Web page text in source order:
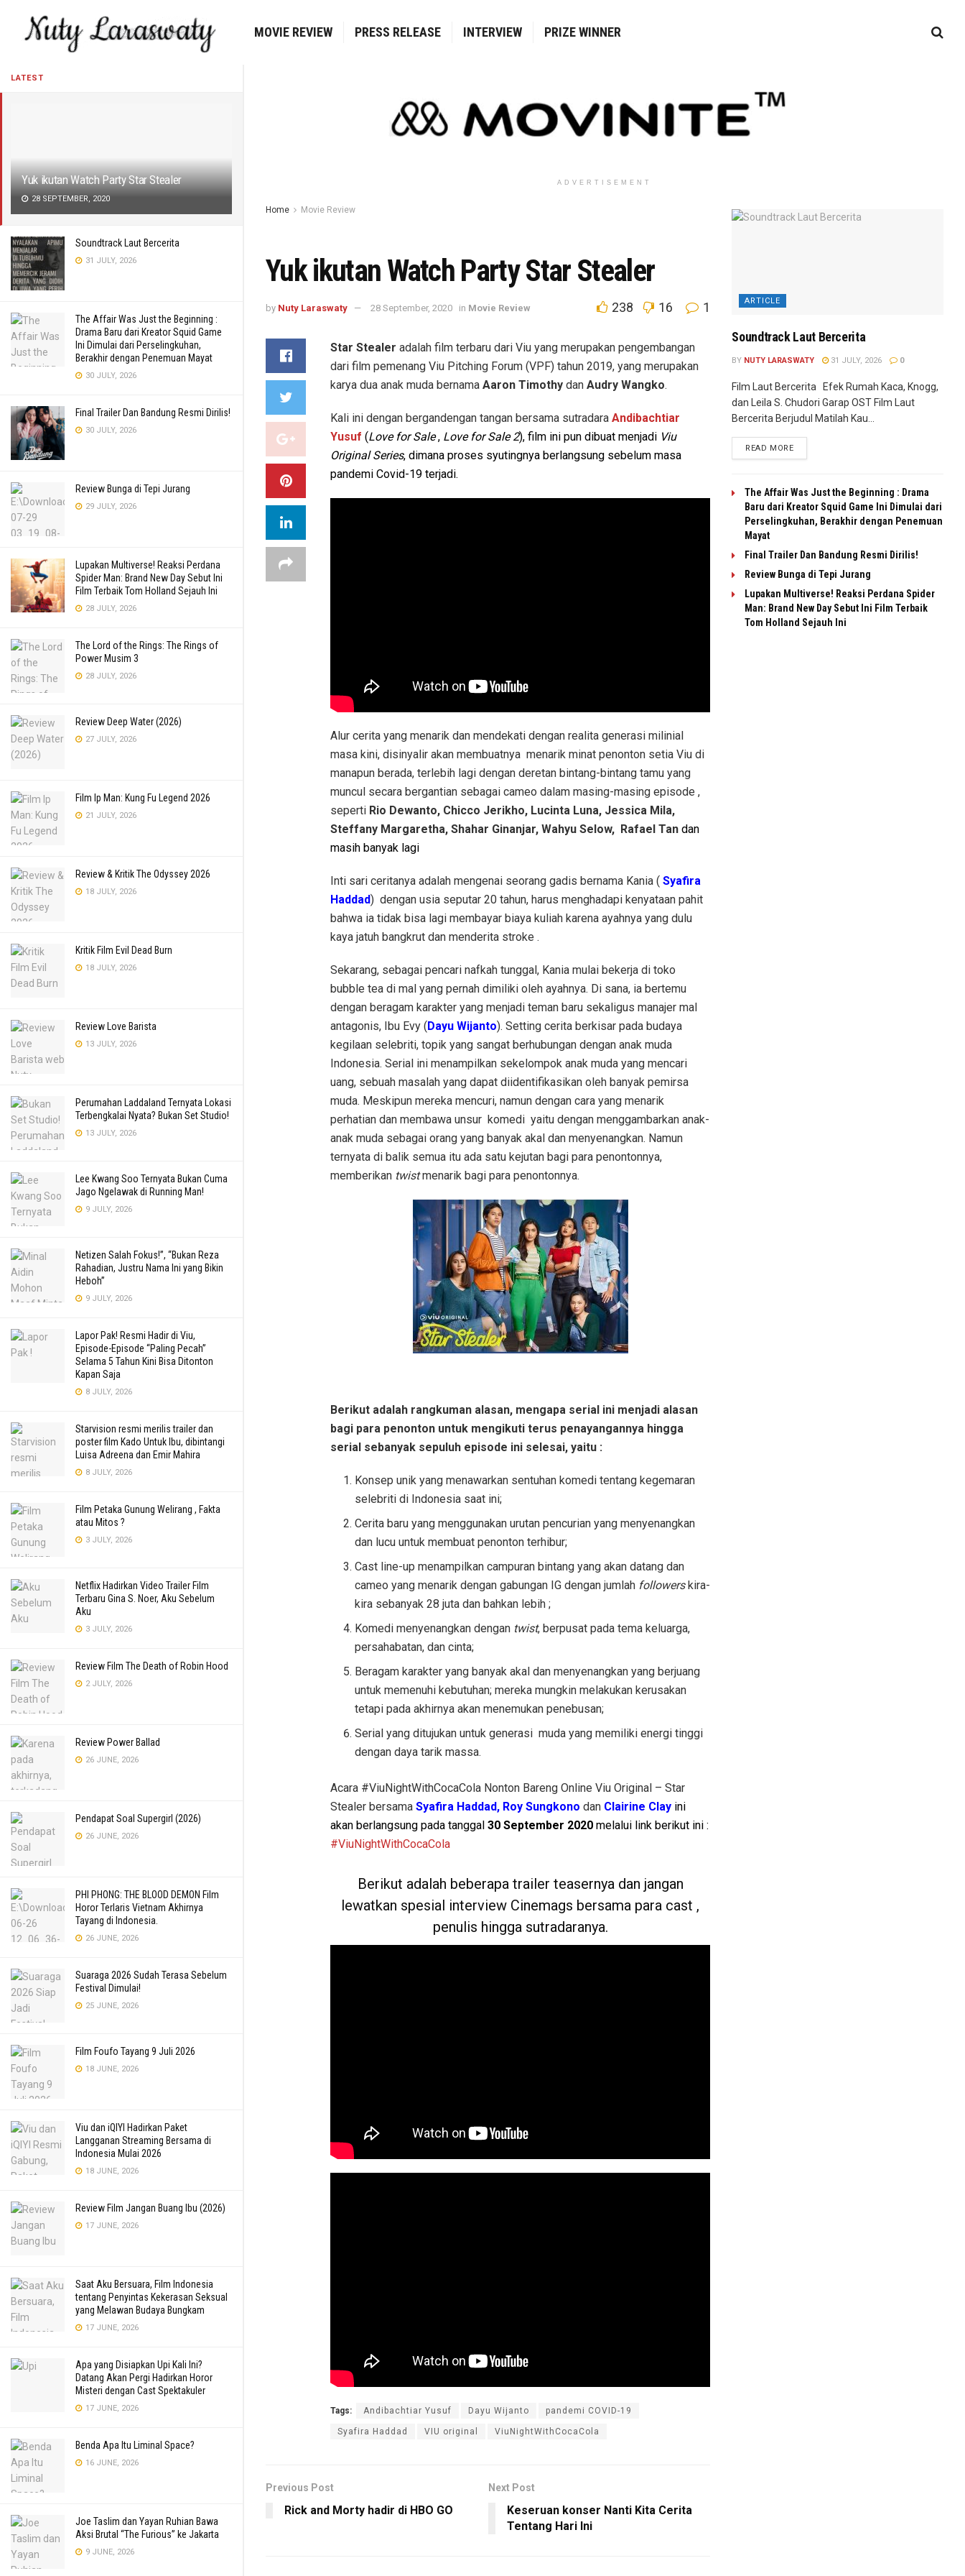
LATEST
Yuk ikutan Watch Party Star Stealer
28 SEPTEMBER, 2020
Soundtrack Laut Bercerita
31 JULY, 2026
The Affair Was Just the Beginning :
Drama Baru dari Kreator Squid Game
Ini Dimulai dari Perselingkuhan,
Berakhir dengan Penemuan Mayat
30 JULY, 2026
Final Trailer Dan Bandung Resmi Dirilis!
30 JULY, 2026
Review Bunga di Tepi Jurang
29 JULY, 2026
Lupakan Multiverse! Reaksi Perdana
Spider Man: Brand New Day Sebut Ini
Film Terbaik Tom Holland Sejauh Ini
28 JULY, 2026
The Lord of the Rings: The Rings of
Power Musim 3
28 JULY, 2026
Review Deep Water (2026)
27 JULY, 2026
Film Ip Man: Kung Fu Legend 2026
21 JULY, 2026
Review & Kritik The Odyssey 2026
18 JULY, 2026
Kritik Film Evil Dead Burn
18 JULY, 2026
Review Love Barista
13 JULY, 2026
Perumahan Laddaland Ternyata Lokasi
Terbengkalai Nyata? Bukan Set Studio!
13 JULY, 2026
Lee Kwang Soo Ternyata Bukan Cuma
Jago Ngelawak di Running Man!
9 JULY, 2026
Netizen Salah Fokus!”, “Bukan Reza
Rahadian, Justru Nama Ini yang Bikin
Heboh”
9 JULY, 2026
Lapor Pak! Resmi Hadir di Viu,
Episode-Episode “Paling Pecah”
Selama 5 Tahun Kini Bisa Ditonton
Kapan Saja
8 JULY, 2026
Starvision resmi merilis trailer dan
poster film Kado Untuk Ibu, dibintangi
Luisa Adreena dan Emir Mahira
8 JULY, 2026
Film Petaka Gunung Welirang , Fakta
atau Mitos ?
3 JULY, 2026
Netflix Hadirkan Video Trailer Film
Terbaru Gina S. Noer, Aku Sebelum
Aku
3 JULY, 2026
Review Film The Death of Robin Hood
2 JULY, 2026
Review Power Ballad
26 JUNE, 2026
Pendapat Soal Supergirl (2026)
26 JUNE, 2026
PHI PHONG: THE BLOOD DEMON Film
Horor Terlaris Vietnam Akhirnya
Tayang di Indonesia.
26 JUNE, 2026
Suaraga 2026 Sudah Terasa Sebelum
Festival Dimulai!
25 JUNE, 2026
Film Foufo Tayang 9 Juli 2026
18 JUNE, 2026
Viu dan iQIYI Hadirkan Paket
Langganan Streaming Bersama di
Indonesia Mulai 2026
18 JUNE, 2026
Review Film Jangan Buang Ibu (2026)
17 JUNE, 2026
Saat Aku Bersuara, Film Indonesia
tentang Penyintas Kekerasan Seksual
yang Melawan Budaya Bungkam
17 JUNE, 2026
Apa yang Disiapkan Upi Kali Ini?
Datang Akan Pergi Hadirkan Horor
Misteri dengan Cast Spektakuler
17 JUNE, 2026
Benda Apa Itu Liminal Space?
16 JUNE, 2026
Joe Taslim dan Yayan Ruhian Bawa
Aksi Brutal “The Furious” ke Jakarta
9 JUNE, 2026
MOVIE REVIEW PRESS RELEASE INTERVIEW PRIZE WINNER
ADVERTISEMENT
Home Movie Review
Yuk ikutan Watch Party Star Stealer
by Nuty Laraswaty 28 September, 2020 in Movie Review 238 16 1
Star Stealer adalah film terbaru dari Viu yang merupakan pengembangan
dari film pemenang Viu Pitching Forum (VPF) tahun 2019, yang merupakan
karya dua anak muda bernama Aaron Timothy dan Audry Wangko.
Kali ini dengan bergandengan tangan bersama sutradara Andibachtiar
Yusuf (Love for Sale, Love for Sale 2), film ini pun dibuat menjadi Viu
Original Series, dimana proses syutingnya berlangsung sebelum masa
pandemi Covid-19 terjadi.
Alur cerita yang menarik dan mendekati dengan realita generasi milinial
masa kini, disinyalir akan membuatnya menarik minat penonton setia Viu di
manapun berada, terlebih lagi dengan deretan bintang-bintang tamu yang
muncul secara bergantian sebagai cameo dalam masing-masing episode ,
seperti Rio Dewanto, Chicco Jerikho, Lucinta Luna, Jessica Mila,
Steffany Margaretha, Shahar Ginanjar, Wahyu Selow, Rafael Tan dan
masih banyak lagi
Inti sari ceritanya adalah mengenai seorang gadis bernama Kania ( Syafira
Haddad) dengan usia seputar 20 tahun, harus menghadapi kenyataan pahit
bahwa ia tidak bisa lagi membayar biaya kuliah karena ayahnya yang dulu
kaya jatuh bangkrut dan menderita stroke .
Sekarang, sebagai pencari nafkah tunggal, Kania mulai bekerja di toko
bubble tea di mal yang pernah dimiliki oleh ayahnya. Di sana, ia bertemu
dengan beragam karakter yang menjadi teman baru sekaligus manajer mal
antagonis, Ibu Evy (Dayu Wijanto). Setting cerita berkisar pada budaya
kegilaan selebriti, topik yang sangat berhubungan dengan anak muda
Indonesia. Serial ini menampilkan sekelompok anak muda yang mencari
uang, sebuah masalah yang dapat diidentifikasikan oleh banyak pemirsa
muda. Meskipun mereka mencuri, namun dengan cara yang menarik
perhatian dan membawa unsur komedi yaitu dengan menggambarkan anak-
anak muda sebagai orang yang banyak akal dan menyenangkan. Namun
ternyata di balik semua itu ada satu kejutan bagi para penontonnya,
memberikan twistmenarik bagi para penontonnya.
Berikut adalah rangkuman alasan, mengapa serial ini menjadi alasan
bagi para penonton untuk mengikuti terus penayangannya hingga
serial sebanyak sepuluh episode ini selesai, yaitu :
Konsep unik yang menawarkan sentuhan komedi tentang kegemaran
selebriti di Indonesia saat ini;
Cerita baru yang menggunakan urutan pencurian yang menyenangkan
dan lucu untuk membuat penonton terhibur;
Cast line-up menampilkan campuran bintang yang akan datang dan
cameo yang menarik dengan gabungan IG dengan jumlah followerskira-
kira sebanyak 28 juta dan bahkan lebih ;
Komedi menyenangkan dengan twist, berpusat pada tema keluarga,
persahabatan, dan cinta;
Beragam karakter yang banyak akal dan menyenangkan yang berjuang
untuk memenuhi kebutuhan; mereka mungkin melakukan kerusakan
tetapi pada akhirnya akan menemukan penebusan;
Serial yang ditujukan untuk generasi muda yang memiliki energi tinggi
dengan daya tarik massa.
Acara #ViuNightWithCocaCola Nonton Bareng Online Viu Original – Star
Stealer bersama Syafira Haddad, Roy Sungkono dan Clairine Clay ini
akan berlangsung pada tanggal 30 September 2020 melalui link berikut ini :
#ViuNightWithCocaCola
Berikut adalah beberapa trailer teasernya dan jangan
lewatkan spesial interview Cinemags bersama para cast ,
penulis hingga sutradaranya.
Tags: Andibachtiar Yusuf Dayu Wijanto pandemi COVID-19
Syafira Haddad VIU original ViuNightWithCocaCola
Previous Post
Rick and Morty hadir di HBO GO
Next Post
Keseruan konser Nanti Kita Cerita
Tentang Hari Ini
ARTICLE
Soundtrack Laut Bercerita
BY NUTY LARASWATY 31 JULY, 2026 0
Film Laut Bercerita Efek Rumah Kaca, Knogg,
dan Leila S. Chudori Garap OST Film Laut
Bercerita Berjudul Matilah Kau...
READ MORE
The Affair Was Just the Beginning : Drama
Baru dari Kreator Squid Game Ini Dimulai dari
Perselingkuhan, Berakhir dengan Penemuan
Mayat
Final Trailer Dan Bandung Resmi Dirilis!
Review Bunga di Tepi Jurang
Lupakan Multiverse! Reaksi Perdana Spider
Man: Brand New Day Sebut Ini Film Terbaik
Tom Holland Sejauh Ini